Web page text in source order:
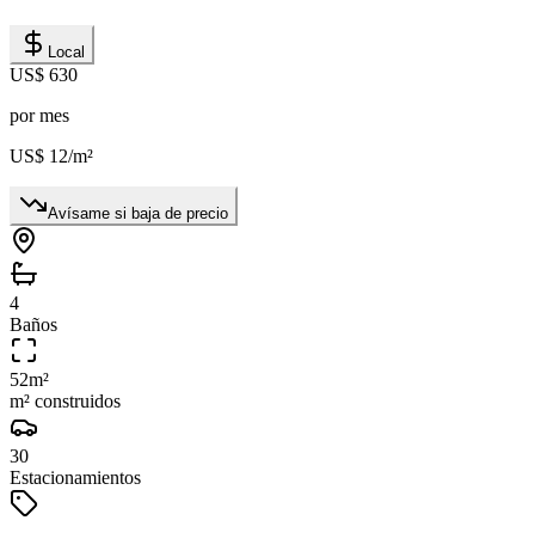
Local
US$ 630
por mes
US$ 12/m²
Avísame si baja de precio
4
Baños
52m²
m² construidos
30
Estacionamientos